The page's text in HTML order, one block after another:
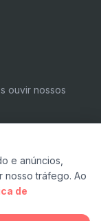
ouvir nossos
pimenta.
e anúncios,
nosso tráfego. Ao
de